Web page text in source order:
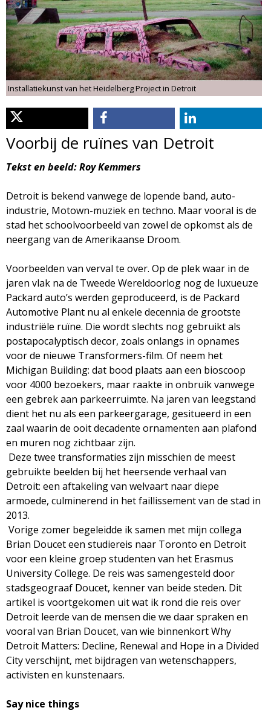
i
o
l
o
g
i
e
M
a
g
a
z
i
n
e
d
m
e
n
u
Installatiekunst van het Heidelberg Project in Detroit
Voorbij de ruïnes van Detroit
Tekst en beeld: Roy Kemmers
Detroit is bekend vanwege de lopende band, auto-
industrie, Motown-muziek en techno. Maar vooral is de
stad het schoolvoorbeeld van zowel de opkomst als de
neergang van de Amerikaanse Droom.
Voorbeelden van verval te over. Op de plek waar in de
jaren vlak na de Tweede Wereldoorlog nog de luxueuze
Packard auto’s werden geproduceerd, is de Packard
Automotive Plant nu al enkele decennia de grootste
industriële ruïne. Die wordt slechts nog gebruikt als
postapocalyptisch decor, zoals onlangs in opnames
voor de nieuwe Transformers-film. Of neem het
Michigan Building: dat bood plaats aan een bioscoop
voor 4000 bezoekers, maar raakte in onbruik vanwege
een gebrek aan parkeerruimte. Na jaren van leegstand
dient het nu als een parkeergarage, gesitueerd in een
zaal waarin de ooit decadente ornamenten aan plafond
en muren nog zichtbaar zijn.
Deze twee transformaties zijn misschien de meest
gebruikte beelden bij het heersende verhaal van
Detroit: een aftakeling van welvaart naar diepe
armoede, culminerend in het faillissement van de stad in
2013.
Vorige zomer begeleidde ik samen met mijn collega
Brian Doucet een studiereis naar Toronto en Detroit
voor een kleine groep studenten van het Erasmus
University College. De reis was samengesteld door
stadsgeograaf Doucet, kenner van beide steden. Dit
artikel is voortgekomen uit wat ik rond die reis over
Detroit leerde van de mensen die we daar spraken en
vooral van Brian Doucet, van wie binnenkort Why
Detroit Matters: Decline, Renewal and Hope in a Divided
City verschijnt, met bijdragen van wetenschappers,
activisten en kunstenaars.
Say nice things